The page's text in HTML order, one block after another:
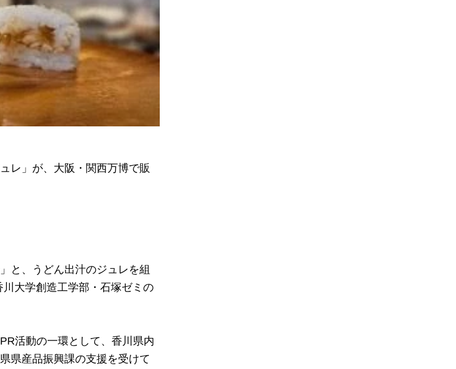
レ」が、大阪・関西万博で販
と、うどん出汁のジュレを組
大学創造工学部・石塚ゼミの
活動の一環として、香川県内
県産品振興課の支援を受けて